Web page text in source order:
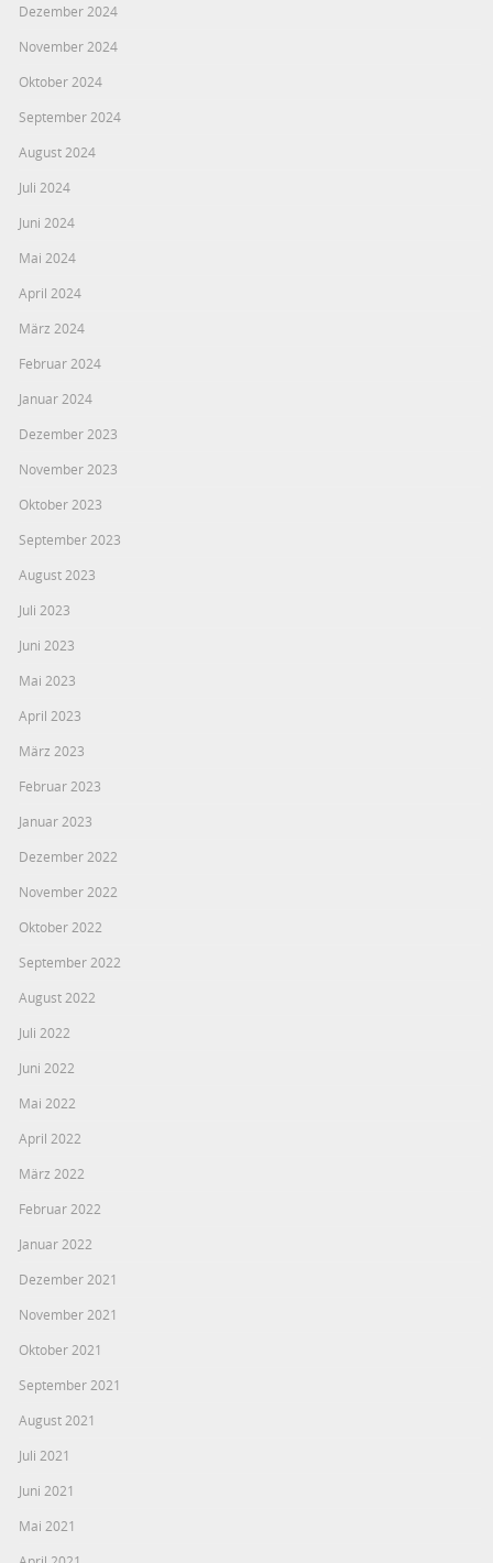
Dezember 2024
November 2024
Oktober 2024
September 2024
August 2024
Juli 2024
Juni 2024
Mai 2024
April 2024
März 2024
Februar 2024
Januar 2024
Dezember 2023
November 2023
Oktober 2023
September 2023
August 2023
Juli 2023
Juni 2023
Mai 2023
April 2023
März 2023
Februar 2023
Januar 2023
Dezember 2022
November 2022
Oktober 2022
September 2022
August 2022
Juli 2022
Juni 2022
Mai 2022
April 2022
März 2022
Februar 2022
Januar 2022
Dezember 2021
November 2021
Oktober 2021
September 2021
August 2021
Juli 2021
Juni 2021
Mai 2021